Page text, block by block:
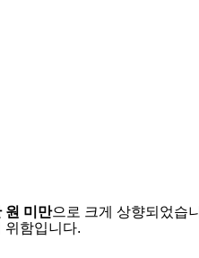
원 미만으로 크게 상향되었습니
위함입니다.